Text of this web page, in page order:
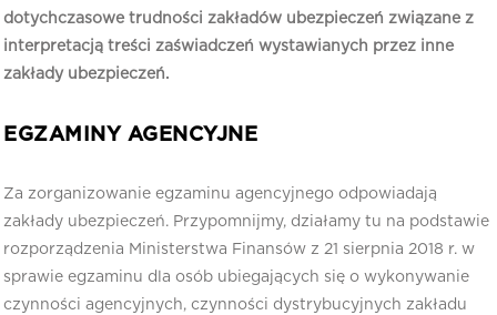
dotychczasowe trudności zakładów ubezpieczeń związane z
interpretacją treści zaświadczeń wystawianych przez inne
zakłady ubezpieczeń.
EGZAMINY AGENCYJNE
Za zorganizowanie egzaminu agencyjnego odpowiadają
zakłady ubezpieczeń. Przypomnijmy, działamy tu na podstawie
rozporządzenia Ministerstwa Finansów z 21 sierpnia 2018 r. w
sprawie egzaminu dla osób ubiegających się o wykonywanie
czynności agencyjnych, czynności dystrybucyjnych zakładu